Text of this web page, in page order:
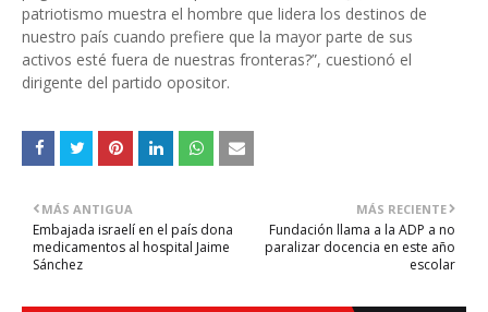
patriotismo muestra el hombre que lidera los destinos de
nuestro país cuando prefiere que la mayor parte de sus
activos esté fuera de nuestras fronteras?”, cuestionó el
dirigente del partido opositor.
MÁS RECIENTE
Fundación llama a la ADP a no
paralizar docencia en este año
escolar
MÁS ANTIGUA
Embajada israelí en el país dona
medicamentos al hospital Jaime
Sánchez